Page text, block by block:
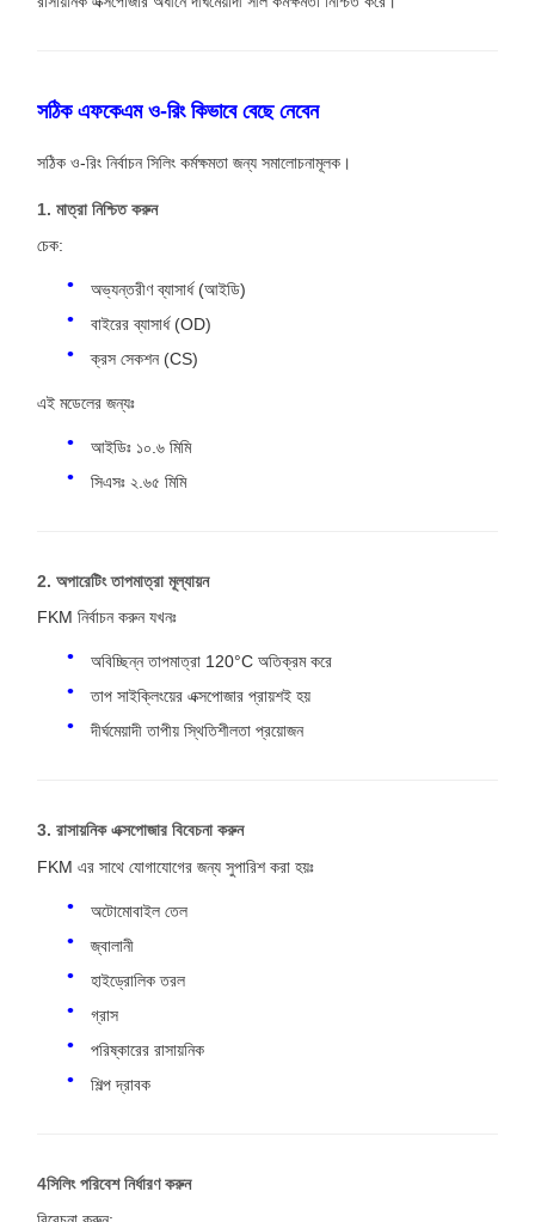
সঠিক এফকেএম ও-রিং কিভাবে বেছে নেবেন
সঠিক ও-রিং নির্বাচন সিলিং কর্মক্ষমতা জন্য সমালোচনামূলক।
1. মাত্রা নিশ্চিত করুন
চেক:
অভ্যন্তরীণ ব্যাসার্ধ (আইডি)
বাইরের ব্যাসার্ধ (OD)
ক্রস সেকশন (CS)
এই মডেলের জন্যঃ
আইডিঃ ১০.৬ মিমি
সিএসঃ ২.৬৫ মিমি
2. অপারেটিং তাপমাত্রা মূল্যায়ন
FKM নির্বাচন করুন যখনঃ
অবিচ্ছিন্ন তাপমাত্রা 120°C অতিক্রম করে
তাপ সাইক্লিংয়ের এক্সপোজার প্রায়শই হয়
দীর্ঘমেয়াদী তাপীয় স্থিতিশীলতা প্রয়োজন
3. রাসায়নিক এক্সপোজার বিবেচনা করুন
FKM এর সাথে যোগাযোগের জন্য সুপারিশ করা হয়ঃ
অটোমোবাইল তেল
জ্বালানী
হাইড্রোলিক তরল
গ্রাস
পরিষ্কারের রাসায়নিক
শিল্প দ্রাবক
4সিলিং পরিবেশ নির্ধারণ করুন